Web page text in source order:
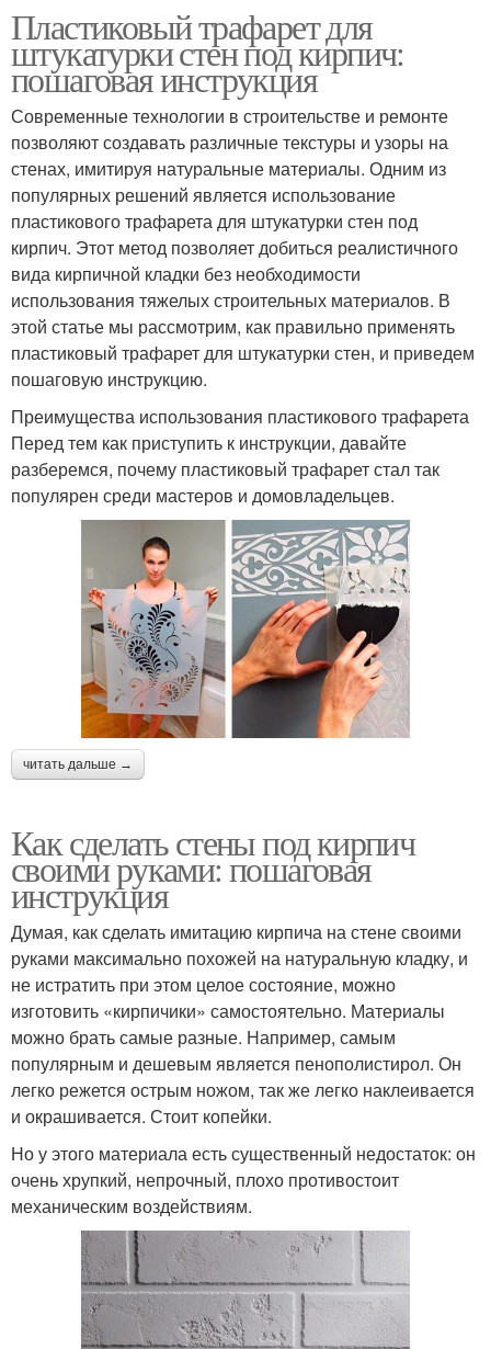
Пластиковый трафарет для
штукатурки стен под кирпич:
пошаговая инструкция
Современные технологии в строительстве и ремонте
позволяют создавать различные текстуры и узоры на
стенах, имитируя натуральные материалы. Одним из
популярных решений является использование
пластикового трафарета для штукатурки стен под
кирпич. Этот метод позволяет добиться реалистичного
вида кирпичной кладки без необходимости
использования тяжелых строительных материалов. В
этой статье мы рассмотрим, как правильно применять
пластиковый трафарет для штукатурки стен, и приведем
пошаговую инструкцию.
Преимущества использования пластикового трафарета
Перед тем как приступить к инструкции, давайте
разберемся, почему пластиковый трафарет стал так
популярен среди мастеров и домовладельцев.
читать дальше →
Как сделать стены под кирпич
своими руками: пошаговая
инструкция
Думая, как сделать имитацию кирпича на стене своими
руками максимально похожей на натуральную кладку, и
не истратить при этом целое состояние, можно
изготовить «кирпичики» самостоятельно. Материалы
можно брать самые разные. Например, самым
популярным и дешевым является пенополистирол. Он
легко режется острым ножом, так же легко наклеивается
и окрашивается. Стоит копейки.
Но у этого материала есть существенный недостаток: он
очень хрупкий, непрочный, плохо противостоит
механическим воздействиям.